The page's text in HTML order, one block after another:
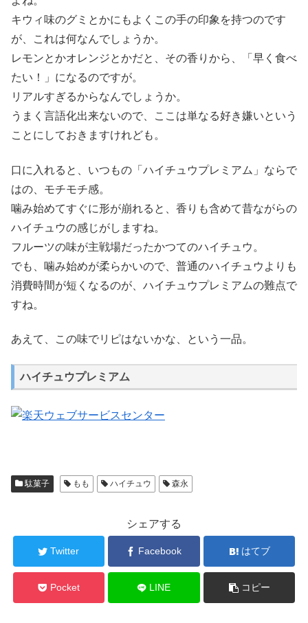
キウィ味のグミとかにもよくこの手の印象を持つのです
が、これは何なんでしょうか。
レモンとかオレンジとかだと、その香りから、「早く食べ
たい！」になるのですが。
リアルすぎるからなんでしょうか。
うまく言語化出来ないので、ここは単なる好き嫌いという
ことにしておきますけれども。
口に入れると、いつもの「ハイチュウプレミアム」ならで
はの、モチモチ感。
噛み始めてすぐに形が崩れると、香りも含めて昔ながらの
ハイチュウの感じがしますね。
フルーツの味が主戦場だったかつてのハイチュウ。
でも、噛み始めが柔らかいので、普通のハイチュウよりも
消費時間が短くなるのが、ハイチュウプレミアムの難点で
すね。
あえて、この味でリピはないかな、という一品。
ハイチュウプレミアム
駄菓子 もも ハイチュウ 森永
シェアする
Twitter Facebook はてブ
Pocket LINE コピー